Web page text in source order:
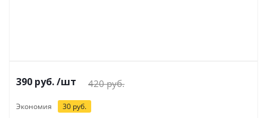
390 руб./шт 420руб.
Экономия 30 руб.